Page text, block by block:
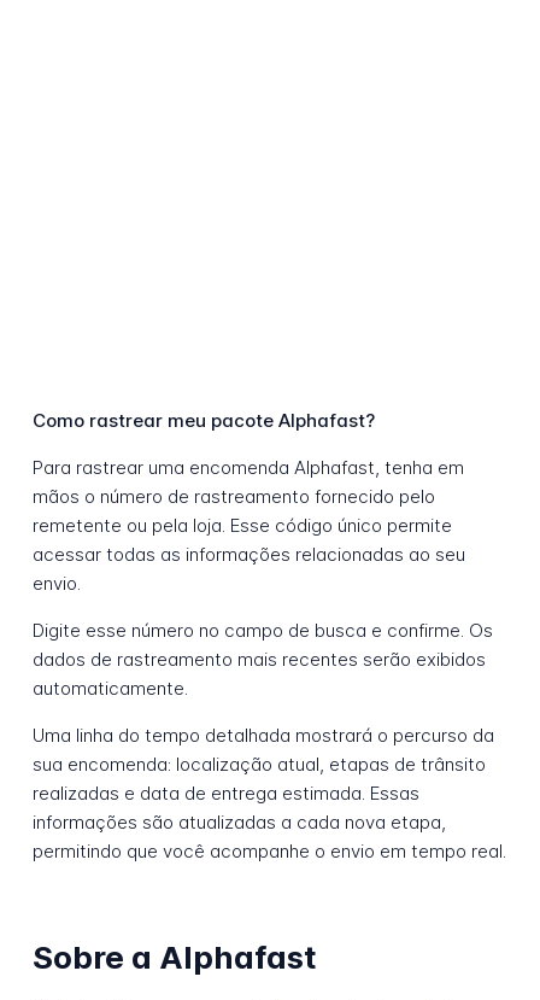
Como rastrear meu pacote Alphafast?
Para rastrear uma encomenda Alphafast, tenha em
mãos o número de rastreamento fornecido pelo
remetente ou pela loja. Esse código único permite
acessar todas as informações relacionadas ao seu
envio.
Digite esse número no campo de busca e confirme. Os
dados de rastreamento mais recentes serão exibidos
automaticamente.
Uma linha do tempo detalhada mostrará o percurso da
sua encomenda: localização atual, etapas de trânsito
realizadas e data de entrega estimada. Essas
informações são atualizadas a cada nova etapa,
permitindo que você acompanhe o envio em tempo real.
Sobre a Alphafast